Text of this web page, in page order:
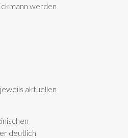
werden
aktuellen
deutlich